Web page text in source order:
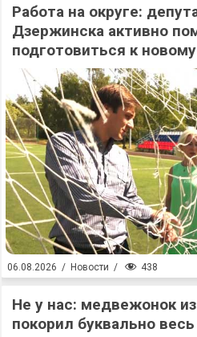
Работа на округе:
Дзержинска активно
подготовиться к
06.08.2026 / Новости / 438
Не у нас: медвежонок
покорил буквально